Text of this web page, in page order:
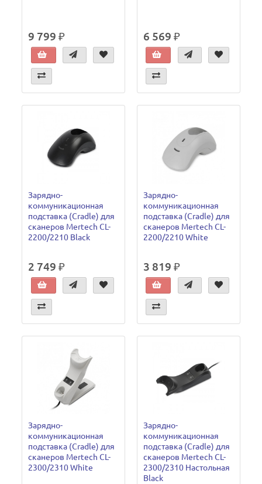
9 799 ₽ 6 569 ₽
Зарядно-
коммуникационная
подставка (Cradle) для
сканеров Mertech CL-
2200/2210 Black
2 749 ₽
Зарядно-
коммуникационная
подставка (Cradle) для
сканеров Mertech CL-
2200/2210 White
3 819 ₽
Зарядно-
коммуникационная
подставка (Cradle) для
сканеров Mertech CL-
2300/2310 White
Зарядно-
коммуникационная
подставка (Cradle) для
сканеров Mertech CL-
2300/2310 Настольная
Black